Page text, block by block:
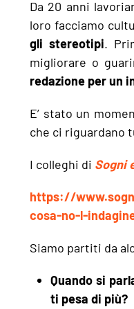
Da 20 anni
loro facciamo
gli stereotipi.
migliorare o
redazione per un
E’ stato un
che ci riguardano
I colleghi di Sogni
https://
cosa-no-l-
Siamo partiti da
Quando si
ti pesa di più?